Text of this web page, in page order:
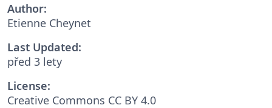
Author:
Etienne Cheynet
Last Updated:
před 3 lety
License:
Creative Commons CC BY 4.0